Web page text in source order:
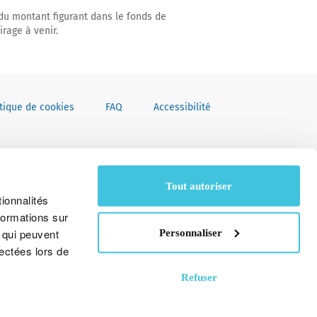
sur
peuvent
lors de
Tout autoriser
Personnaliser
Refuser
montant figurant dans le fonds de
à venir.
de cookies FAQ Accessibilité
Adyen